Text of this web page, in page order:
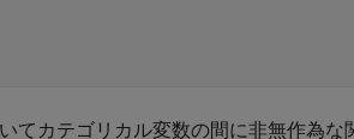
てカテゴリカル変数の間に非無作為な